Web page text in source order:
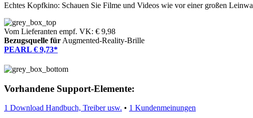
Echtes Kopfkino: Schauen Sie Filme und Videos wie vor einer großen
Vom Lieferanten empf. VK: € 9,98
Bezugsquelle für Augmented-Reality-Brille
PEARL € 9,73*
Vorhandene Support-Elemente:
1 Download Handbuch, Treiber usw. • 1 Kundenmeinungen